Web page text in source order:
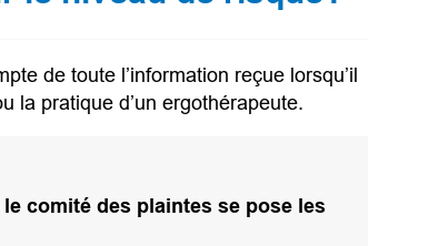
de toute l’information reçue lorsqu’il
la pratique d’un ergothérapeute.
comité des plaintes se pose les